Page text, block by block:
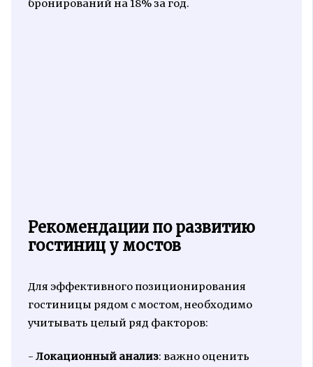
бронирований на 18% за год.
Рекомендации по развитию
гостиниц у мостов
Для эффективного позиционирования
гостиницы рядом с мостом, необходимо
учитывать целый ряд факторов:
- Локационный анализ: важно оценить